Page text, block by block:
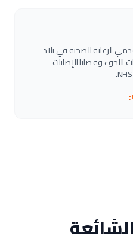
الرعاية الصحية في بلاد
اللجوء وقضايا الإصابات